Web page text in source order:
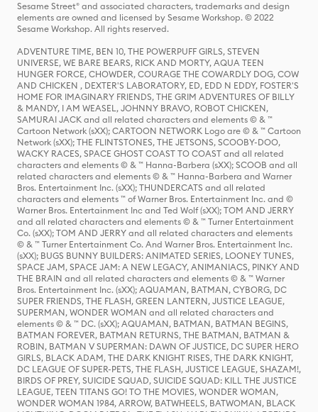
Sesame Street® and associated characters, trademarks and design
elements are owned and licensed by Sesame Workshop. © 2022
Sesame Workshop. All rights reserved.
ADVENTURE TIME, BEN 10, THE POWERPUFF GIRLS, STEVEN
UNIVERSE, WE BARE BEARS, RICK AND MORTY, AQUA TEEN
HUNGER FORCE, CHOWDER, COURAGE THE COWARDLY DOG, COW
AND CHICKEN , DEXTER'S LABORATORY, ED, EDD N EDDY, FOSTER'S
HOME FOR IMAGINARY FRIENDS, THE GRIM ADVENTURES OF BILLY
& MANDY, I AM WEASEL, JOHNNY BRAVO, ROBOT CHICKEN,
SAMURAI JACK and all related characters and elements © & ™
Cartoon Network (sXX); CARTOON NETWORK Logo are © & ™ Cartoon
Network (sXX); THE FLINTSTONES, THE JETSONS, SCOOBY-DOO,
WACKY RACES, SPACE GHOST COAST TO COAST and all related
characters and elements © & ™ Hanna-Barbera (sXX); SCOOB and all
related characters and elements © & ™ Hanna-Barbera and Warner
Bros. Entertainment Inc. (sXX); THUNDERCATS and all related
characters and elements ™ of Warner Bros. Entertainment Inc. and ©
Warner Bros. Entertainment Inc and Ted Wolf (sXX); TOM AND JERRY
and all related characters and elements © & ™ Turner Entertainment
Co. (sXX); TOM AND JERRY and all related characters and elements
© & ™ Turner Entertainment Co. And Warner Bros. Entertainment Inc.
(sXX); BUGS BUNNY BUILDERS: ANIMATED SERIES, LOONEY TUNES,
SPACE JAM, SPACE JAM: A NEW LEGACY, ANIMANIACS, PINKY AND
THE BRAIN and all related characters and elements © & ™ Warner
Bros. Entertainment Inc. (sXX); AQUAMAN, BATMAN, CYBORG, DC
SUPER FRIENDS, THE FLASH, GREEN LANTERN, JUSTICE LEAGUE,
SUPERMAN, WONDER WOMAN and all related characters and
elements © & ™ DC. (sXX); AQUAMAN, BATMAN, BATMAN BEGINS,
BATMAN FOREVER, BATMAN RETURNS, THE BATMAN, BATMAN &
ROBIN, BATMAN V SUPERMAN: DAWN OF JUSTICE, DC SUPER HERO
GIRLS, BLACK ADAM, THE DARK KNIGHT RISES, THE DARK KNIGHT,
DC LEAGUE OF SUPER-PETS, THE FLASH, JUSTICE LEAGUE, SHAZAM!,
BIRDS OF PREY, SUICIDE SQUAD, SUICIDE SQUAD: KILL THE JUSTICE
LEAGUE, TEEN TITANS GO! TO THE MOVIES, WONDER WOMAN,
WONDER WOMAN 1984, ARROW, BATWHEELS, BATWOMAN, BLACK